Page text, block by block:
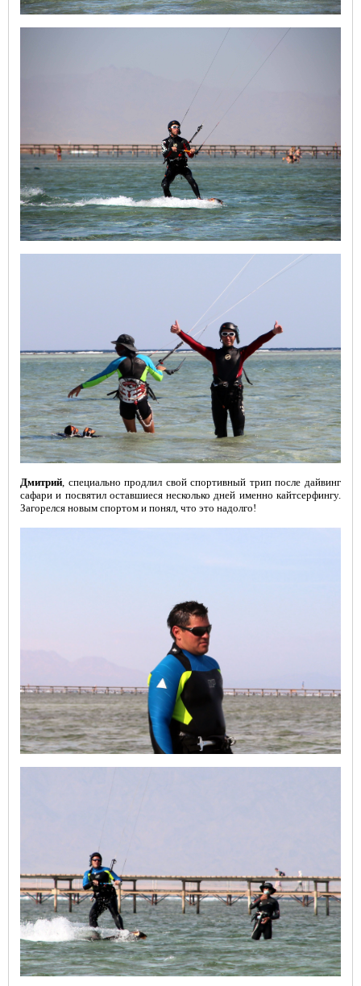
Дмитрий , специально продлил свой спортивный трип после дайвинг
сафари и посвятил оставшиеся несколько дней именно кайтсерфингу.
Загорелся новым спортом и понял, что это надолго!